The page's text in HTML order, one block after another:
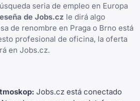
seria de empleo en Europa
de Jobs.cz le dirá algo
de renombre en Praga o Brno está
profesional de oficina, la oferta
en Jobs.cz.
Jobs.cz está conectado